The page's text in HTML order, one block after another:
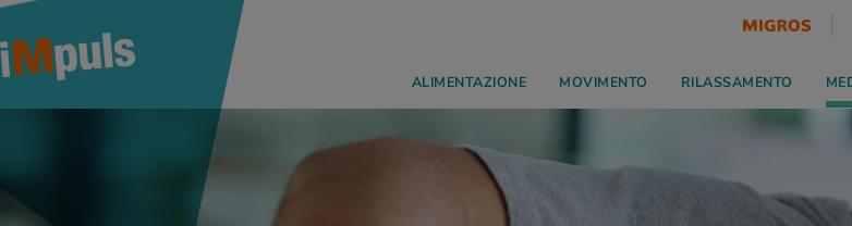
ALIMENTAZIONE MOVIMENTO RILASSAMENTO